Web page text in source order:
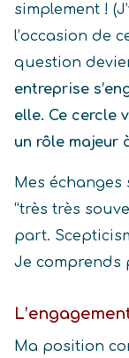
simplement !
l’occasion de
question
entreprise
elle. Ce cercle
un rôle majeur
Mes
“très très
part.
Je comprends
Ma position